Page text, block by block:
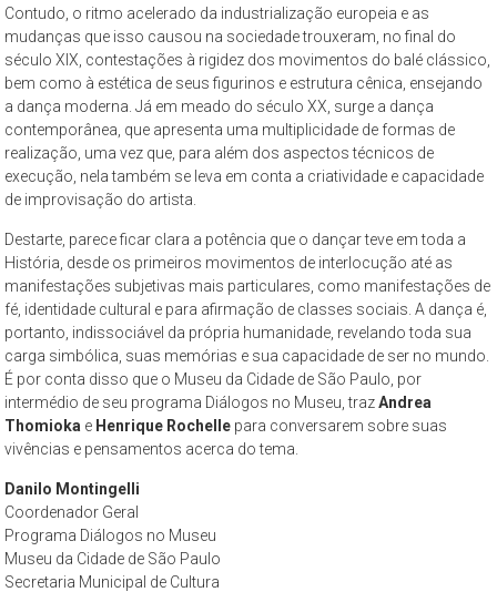
Contudo, o ritmo acelerado da industrialização europeia e as
mudanças que isso causou na sociedade trouxeram, no final do
século XIX, contestações à rigidez dos movimentos do balé clássico,
bem como à estética de seus figurinos e estrutura cênica, ensejando
a dança moderna. Já em meado do século XX, surge a dança
contemporânea, que apresenta uma multiplicidade de formas de
realização, uma vez que, para além dos aspectos técnicos de
execução, nela também se leva em conta a criatividade e capacidade
de improvisação do artista.
Destarte, parece ficar clara a potência que o dançar teve em toda a
História, desde os primeiros movimentos de interlocução até as
manifestações subjetivas mais particulares, como manifestações de
fé, identidade cultural e para afirmação de classes sociais. A dança é,
portanto, indissociável da própria humanidade, revelando toda sua
carga simbólica, suas memórias e sua capacidade de ser no mundo.
É por conta disso que o Museu da Cidade de São Paulo, por
intermédio de seu programa Diálogos no Museu, trazAndrea
Thomioka e Henrique Rochelle para conversarem sobre suas
vivências e pensamentos acerca do tema.
Danilo Montingelli
Coordenador Geral
Programa Diálogos no Museu
Museu da Cidade de São Paulo
Secretaria Municipal de Cultura